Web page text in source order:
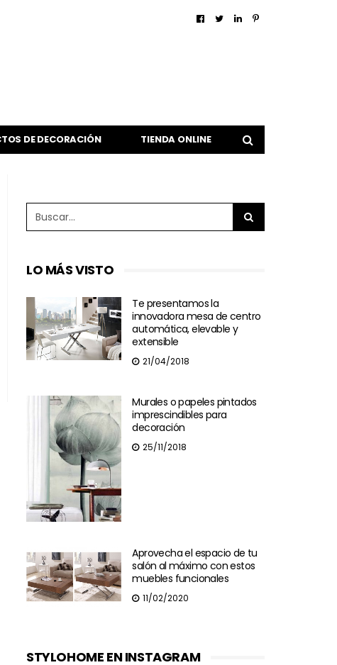
DE DECORACIÓN TIENDA ONLINE
LO MÁS VISTO
Te presentamos la
innovadora mesa de centro
automática, elevable y
extensible
21/04/2018
Murales o papeles pintados
imprescindibles para
decoración
25/11/2018
Aprovecha el espacio de tu
salón al máximo con estos
muebles funcionales
11/02/2020
STYLOHOME EN INSTAGRAM